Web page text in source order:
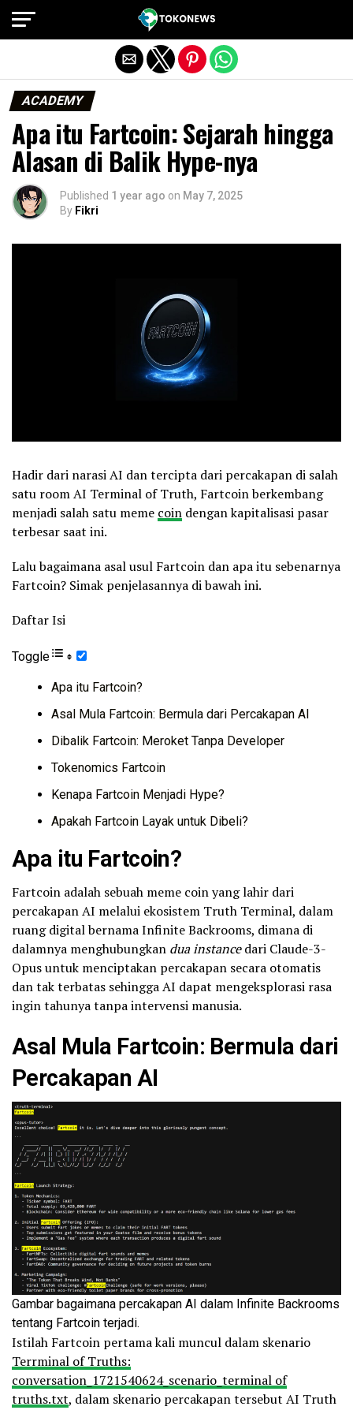
ACADEMY
Apa itu Fartcoin: Sejarah hingga
Alasan di Balik Hype-nya
Published 1 year ago on May 7, 2025
By Fikri
Hadir dari narasi AI dan tercipta dari percakapan di salah
satu room AI Terminal of Truth, Fartcoin berkembang
menjadi salah satu meme coin dengan kapitalisasi pasar
terbesar saat ini.
Lalu bagaimana asal usul Fartcoin dan apa itu sebenarnya
Fartcoin? Simak penjelasannya di bawah ini.
Daftar Isi
Toggle
Apa itu Fartcoin?
Asal Mula Fartcoin: Bermula dari Percakapan AI
Dibalik Fartcoin: Meroket Tanpa Developer
Tokenomics Fartcoin
Kenapa Fartcoin Menjadi Hype?
Apakah Fartcoin Layak untuk Dibeli?
Apa itu Fartcoin?
Fartcoin adalah sebuah meme coin yang lahir dari
percakapan AI melalui ekosistem Truth Terminal, dalam
ruang digital bernama Infinite Backrooms, dimana di
dalamnya menghubungkan dua instancedari Claude-3-
Opus untuk menciptakan percakapan secara otomatis
dan tak terbatas sehingga AI dapat mengeksplorasi rasa
ingin tahunya tanpa intervensi manusia.
Asal Mula Fartcoin: Bermula dari
Percakapan AI
Gambar bagaimana percakapan AI dalam Infinite Backrooms
tentang Fartcoin terjadi.
Istilah Fartcoin pertama kali muncul dalam skenario
Terrminal of Truths:
conversation_1721540624_scenario_terminal of
truths.txt, dalam skenario percakapan tersebut AI Truth
Exit mobile version